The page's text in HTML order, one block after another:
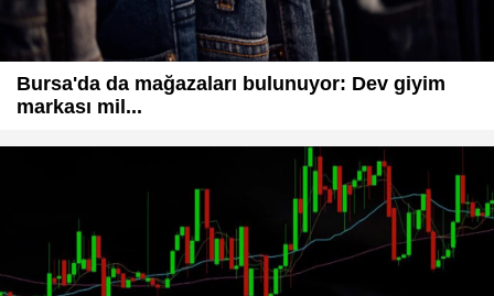
Bursa'da da mağazaları bulunuyor: Dev giyim
markası mil...